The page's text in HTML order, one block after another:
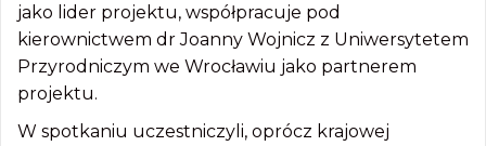
jako lider projektu, współpracuje pod
kierownictwem dr Joanny Wojnicz z Uniwersytetem
Przyrodniczym we Wrocławiu jako partnerem
projektu.
W spotkaniu uczestniczyli, oprócz krajowej